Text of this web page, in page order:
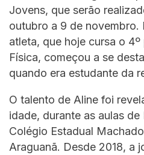
Jovens, que serão
outubro a 9 de novembro.
atleta, que hoje cursa o
Física, começou a se
quando era estudante da
O talento de Aline foi
idade, durante as aulas
Colégio Estadual
Araguanã. Desde 2018, a